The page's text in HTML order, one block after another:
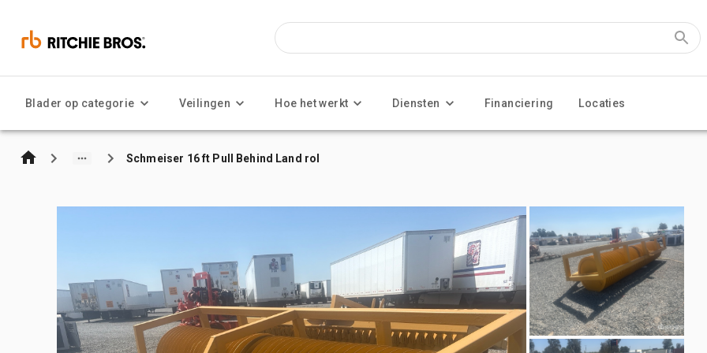
Blader op categorie Veilingen Hoe het werkt Diensten Financiering Locaties
Schmeiser 16 ft Pull Behind Land rol